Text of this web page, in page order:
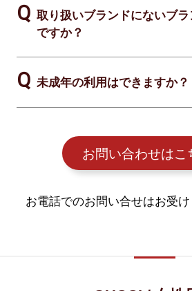
取り扱いブランドにないブ
ですか？
未成年の利用はできますか？
お問い合わせはこ
お電話でのお問い合せはお受け